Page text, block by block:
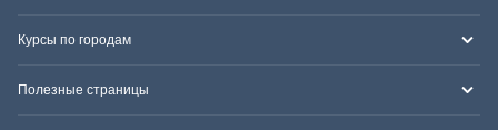
Курсы по городам
Полезные страницы